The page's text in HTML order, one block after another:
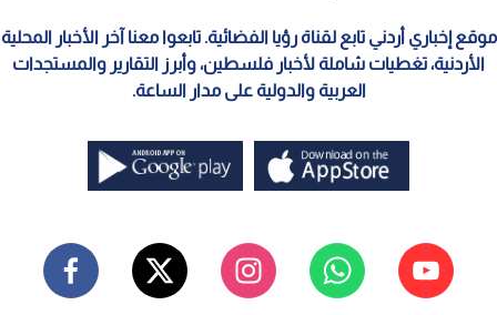
موقع إخباري أردني تابع لقناة رؤيا الفضائية. تابعوا معنا آخر الأخبار المحلية
الأردنية، تغطيات شاملة لأخبار فلسطين، وأبرز التقارير والمستجدات
العربية والدولية على مدار الساعة.